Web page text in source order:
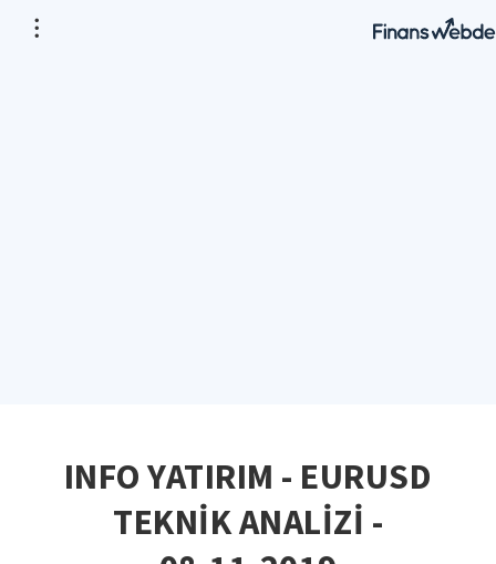
INFO YATIRIM - EURUSD
TEKNİK ANALİZİ -